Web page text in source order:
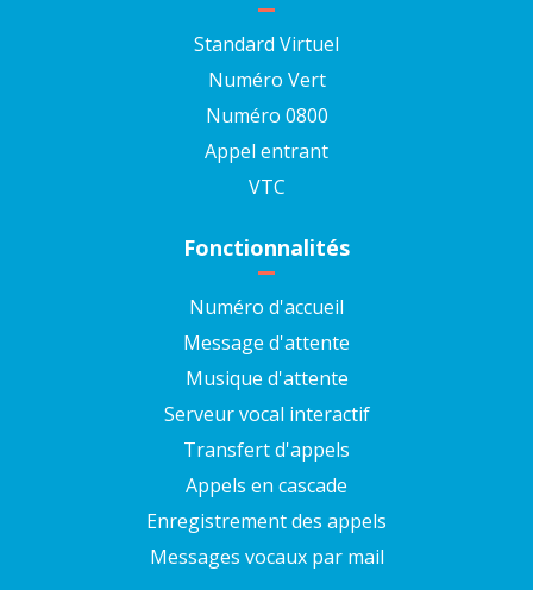
Standard Virtuel
Numéro Vert
Numéro 0800
Appel entrant
VTC
Fonctionnalités
Numéro d'accueil
Message d'attente
Musique d'attente
Serveur vocal interactif
Transfert d'appels
Appels en cascade
Enregistrement des appels
Messages vocaux par mail